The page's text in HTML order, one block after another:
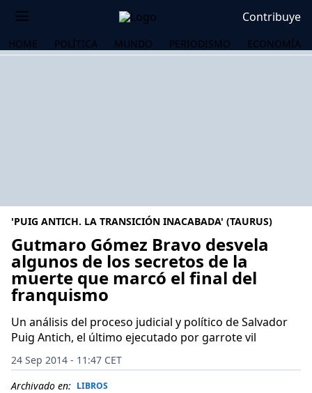
Contribuye
HOME POLÍTICA MUNDO PERIODISMO ECONOMÍA
'PUIG ANTICH. LA TRANSICIÓN INACABADA' (TAURUS)
Gutmaro Gómez Bravo desvela
algunos de los secretos de la
muerte que marcó el final del
franquismo
Un análisis del proceso judicial y político de Salvador
Puig Antich, el último ejecutado por garrote vil
24 Sep 2014 - 11:47 CET
Archivado en: LIBROS